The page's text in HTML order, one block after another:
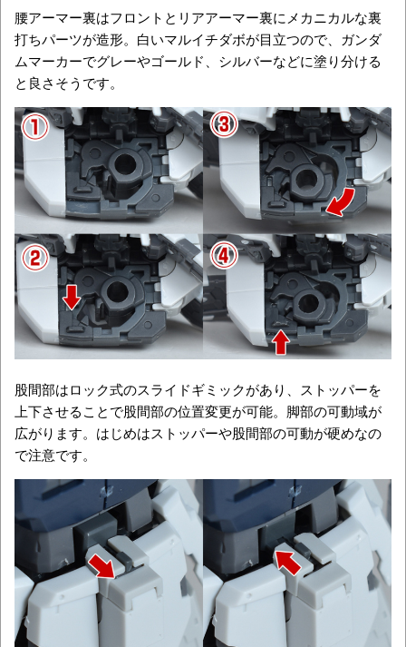
腰アーマー裏はフロントとリアアーマー裏にメカニカルな裏
打ちパーツが造形。白いマルイチダボが目立つので、ガンダ
ムマーカーでグレーやゴールド、シルバーなどに塗り分ける
と良さそうです。
股間部はロック式のスライドギミックがあり、ストッパーを
上下させることで股間部の位置変更が可能。脚部の可動域が
広がります。はじめはストッパーや股間部の可動が硬めなの
で注意です。